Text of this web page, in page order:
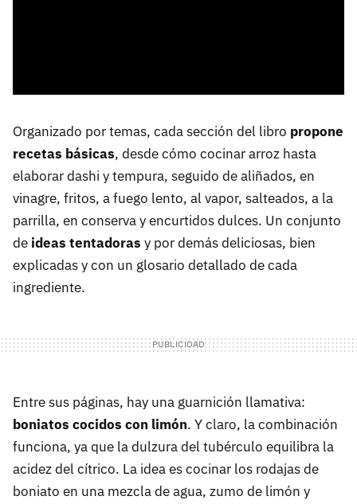
Organizado por temas, cada sección del libro propone
recetas básicas, desde cómo cocinar arroz hasta
elaborar dashi y tempura, seguido de aliñados, en
vinagre, fritos, a fuego lento, al vapor, salteados, a la
parrilla, en conserva y encurtidos dulces. Un conjunto
de ideas tentadoras y por demás deliciosas, bien
explicadas y con un glosario detallado de cada
ingrediente.
Entre sus páginas, hay una guarnición llamativa:
boniatos cocidos con limón. Y claro, la combinación
funciona, ya que la dulzura del tubérculo equilibra la
acidez del cítrico. La idea es cocinar los rodajas de
boniato en una mezcla de agua, zumo de limón y